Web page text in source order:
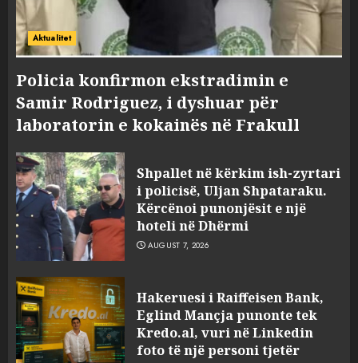
Aktualitet
Policia konfirmon ekstradimin e
Samir Rodriguez, i dyshuar për
laboratorin e kokainës në Frakull
Shpallet në kërkim ish-zyrtari
i policisë, Uljan Shpataraku.
Kërcënoi punonjësit e një
hoteli në Dhërmi
AUGUST 7, 2026
Hakeruesi i Raiffeisen Bank,
Eglind Mançja punonte tek
Kredo.al, vuri në Linkedin
foto të një personi tjetër